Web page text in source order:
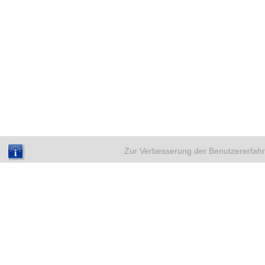
Zur Verbesserung der